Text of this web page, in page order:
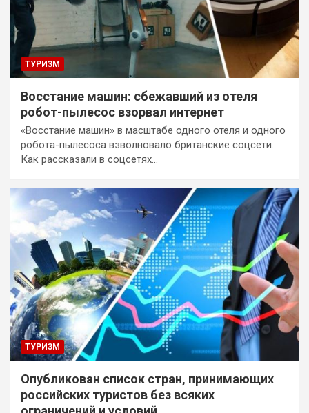
ТУРИЗМ
Восстание машин: сбежавший из отеля
робот-пылесос взорвал интернет
«Восстание машин» в масштабе одного отеля и одного
робота-пылесоса взволновало британские соцсети.
Как рассказали в соцсетях…
ТУРИЗМ
Опубликован список стран, принимающих
российских туристов без всяких